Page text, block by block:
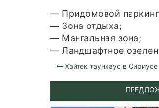
— Придомовой
— Зона отдыха;
— Мангальная зона;
— Ландшафтное
Хайтек таунхаус в Сириусе